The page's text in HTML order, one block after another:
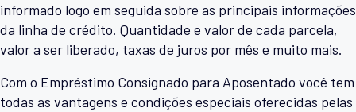
informado logo em seguida sobre as principais informações
da linha de crédito. Quantidade e valor de cada parcela,
valor a ser liberado, taxas de juros por mês e muito mais.
Com o Empréstimo Consignado para Aposentado você tem
todas as vantagens e condições especiais oferecidas pelas